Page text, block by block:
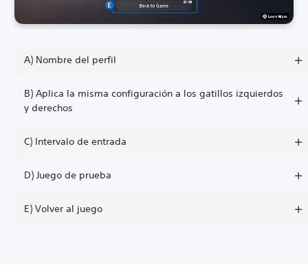
A) Nombre del perfil
B) Aplica la misma configuración a los gatillos izquierdos
y derechos
C) Intervalo de entrada
D) Juego de prueba
E) Volver al juego